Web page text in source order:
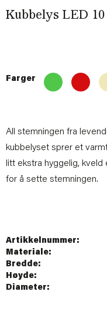
Kubbelys LED
Farger
All stemningen fra
kubbelyset sprer et
litt ekstra hyggelig,
for å sette stemningen.
Artikkelnummer:
Materiale:
Bredde:
Høyde:
Diameter: